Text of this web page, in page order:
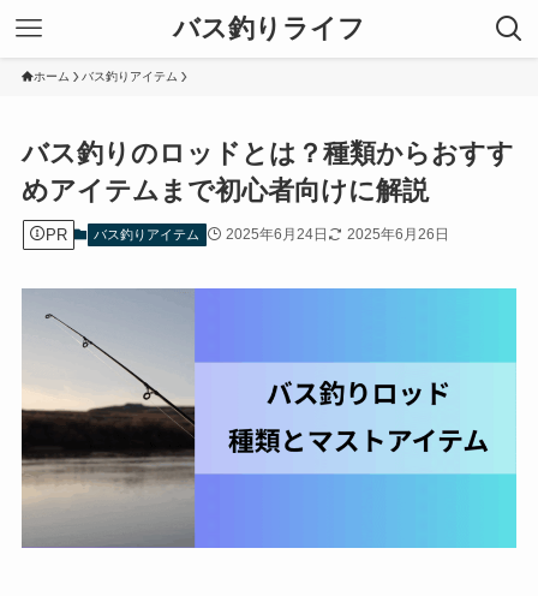
バス釣りライフ
ホーム バス釣りアイテム
バス釣りのロッドとは？種類からおすす
めアイテムまで初心者向けに解説
PR バス釣りアイテム 2025年6月24日 2025年6月26日